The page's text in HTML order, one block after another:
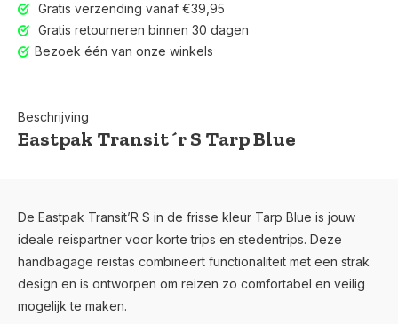
Gratis verzending vanaf €39,95
Gratis retourneren binnen 30 dagen
Bezoek één van onze winkels
Beschrijving
Eastpak Transit´r S Tarp Blue
De Eastpak Transit’R S in de frisse kleur Tarp Blue is jouw
ideale reispartner voor korte trips en stedentrips. Deze
handbagage reistas combineert functionaliteit met een strak
design en is ontworpen om reizen zo comfortabel en veilig
mogelijk te maken.